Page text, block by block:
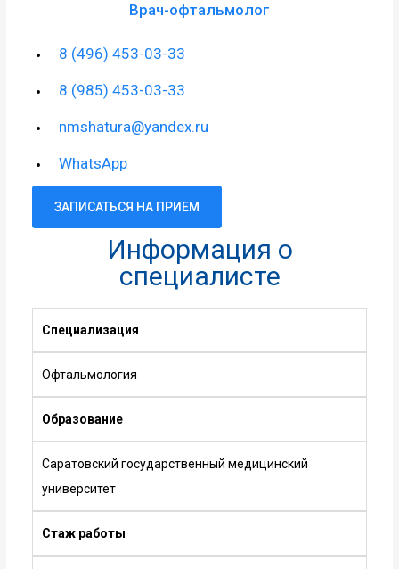
Врач-офтальмолог
8 (496) 453-03-33
8 (985) 453-03-33
nmshatura@yandex.ru
WhatsApp
ЗАПИСАТЬСЯ НА ПРИЕМ
Информация о
специалисте
Специализация
Офтальмология
Образование
Саратовский государственный медицинский
университет
Стаж работы